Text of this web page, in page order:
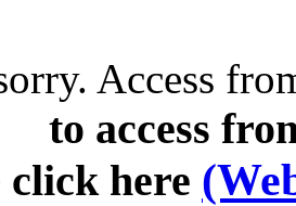
Access
to access
click here